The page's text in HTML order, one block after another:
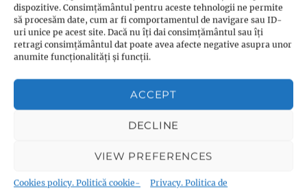
dispozitive. Consimțământul pentru aceste tehnologii ne permite
să procesăm date, cum ar fi comportamentul de navigare sau ID-
uri unice pe acest site. Dacă nu îți dai consimțământul sau îți
retragi consimțământul dat poate avea afecte negative asupra unor
anumite funcționalități și funcții.
ACCEPT
DECLINE
VIEW PREFERENCES
Cookies policy. Politică cookie-
Privacy. Politica de
Creștinism
Andreas Karlstadt(1)
Biblia în format audio(70)
Biserica Moraviei (1)
Biserica Ortodoxă(6)